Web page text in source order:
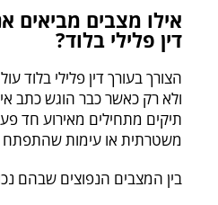
אילו מצבים מביאים
דין פלילי בלוד?
הצורך בעורך דין פלילי בלוד
ולא רק כאשר כבר הוגש כתב
תיקים מתחילים מאירוע חד
משטרתית או עימות שהתפתח
בין המצבים הנפוצים שבהם